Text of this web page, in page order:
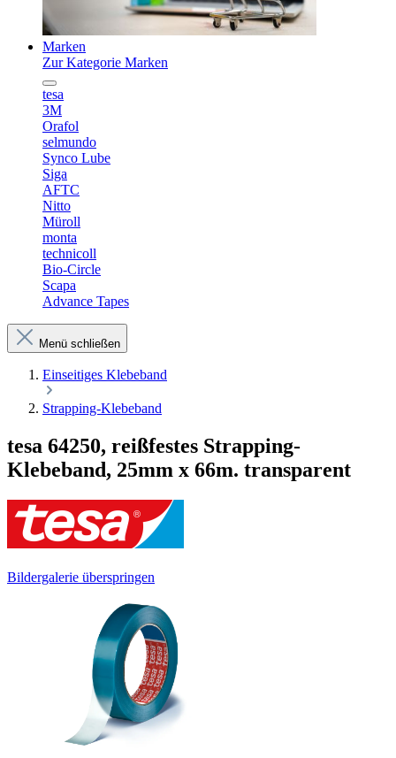
Marken
Zur Kategorie Marken
tesa
3M
Orafol
selmundo
Synco Lube
Siga
AFTC
Nitto
Müroll
monta
technicoll
Bio-Circle
Scapa
Advance Tapes
Menü schließen
Einseitiges Klebeband
Strapping-Klebeband
tesa 64250, reißfestes Strapping-
Klebeband, 25mm x 66m. transparent
Bildergalerie überspringen